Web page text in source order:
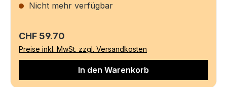
Nicht mehr verfügbar
Regulärer Preis:
CHF 59.70
Preise inkl. MwSt. zzgl. Versandkosten
In den Warenkorb